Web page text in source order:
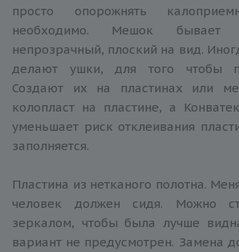
просто опорожнять
необходимо. Мешок бывает
непрозрачный, плоский на вид.
делают ушки, для того чтобы
Создают их на пластинах или
колопласт на пластине, а
уменьшает риск отклеивания
заполняется.
Пластина из нетканого полотна.
человек должен сидя. Можно
зеркалом, чтобы была лучше
вариант не предусмотрен. Замена